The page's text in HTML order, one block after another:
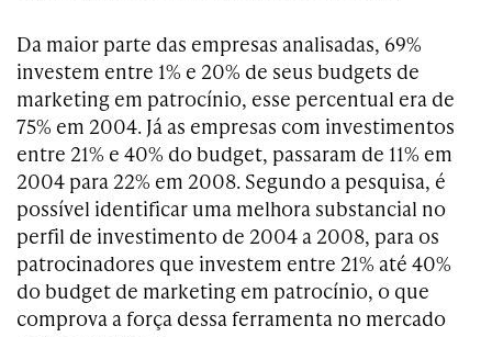
Da maior parte das empresas analisadas, 69%
investem entre 1% e 20% de seus budgets de
marketing em patrocínio, esse percentual era de
75% em 2004. Já as empresas com investimentos
entre 21% e 40% do budget, passaram de 11% em
2004 para 22% em 2008. Segundo a pesquisa, é
possível identificar uma melhora substancial no
perfil de investimento de 2004 a 2008, para os
patrocinadores que investem entre 21% até 40%
do budget de marketing em patrocínio, o que
comprova a força dessa ferramenta no mercado